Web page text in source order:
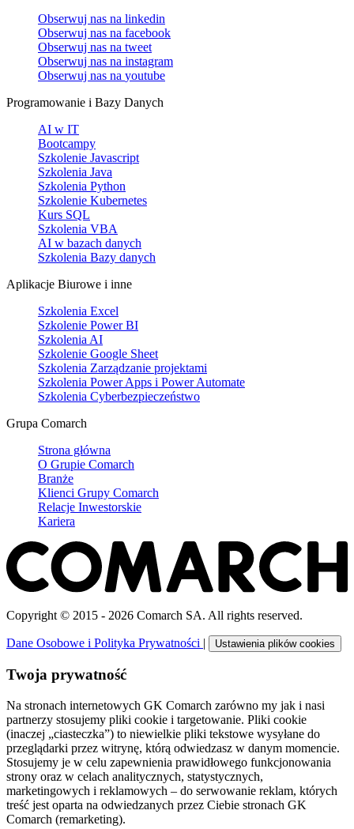
Obserwuj nas na linkedin
Obserwuj nas na facebook
Obserwuj nas na tweet
Obserwuj nas na instagram
Obserwuj nas na youtube
Programowanie i Bazy Danych
AI w IT
Bootcampy
Szkolenie Javascript
Szkolenia Java
Szkolenia Python
Szkolenie Kubernetes
Kurs SQL
Szkolenia VBA
AI w bazach danych
Szkolenia Bazy danych
Aplikacje Biurowe i inne
Szkolenia Excel
Szkolenie Power BI
Szkolenia AI
Szkolenie Google Sheet
Szkolenia Zarządzanie projektami
Szkolenia Power Apps i Power Automate
Szkolenia Cyberbezpieczeństwo
Grupa Comarch
Strona główna
O Grupie Comarch
Branże
Klienci Grupy Comarch
Relacje Inwestorskie
Kariera
Copyright © 2015 - 2026 Comarch SA. All rights reserved.
Dane Osobowe i Polityka Prywatności | Ustawienia plików cookies
Twoja prywatność
Na stronach internetowych GK Comarch zarówno my jak i nasi
partnerzy stosujemy pliki cookie i targetowanie. Pliki cookie
(inaczej „ciasteczka”) to niewielkie pliki tekstowe wysyłane do
przeglądarki przez witrynę, którą odwiedzasz w danym momencie.
Stosujemy je w celu zapewnienia prawidłowego funkcjonowania
strony oraz w celach analitycznych, statystycznych,
marketingowych i reklamowych – do serwowanie reklam, których
treść jest oparta na odwiedzanych przez Ciebie stronach GK
Comarch (remarketing).